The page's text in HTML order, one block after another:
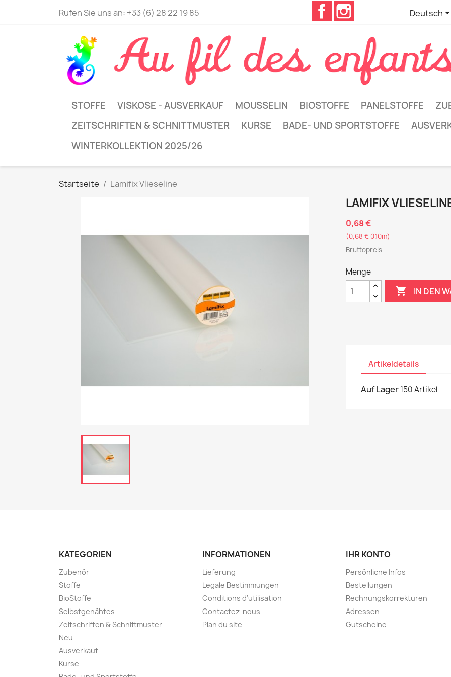
Rufen Sie uns an: +33 (6) 28 22 19 85
Facebook
Deutsch
STOFFE VISKOSE - AUSVERKAUF MOUSSELIN BIOSTOFFE PANELSTOFFE
ZEITSCHRIFTEN & SCHNITTMUSTER
KURSE BADE- UND SPORTSTOFFE
WINTERKOLLEKTION 2025/26
Startseite Lamifix Vlieseline
LAMIFIX
0,68 €
(0,68 € 0.10m)
Bruttopreis
Menge
 IN DEN
Artikeldetails
Auf Lager150 Artikel
KATEGORIEN
Zubehör
Stoffe
BioStoffe
Selbstgenähtes
Zeitschriften & Schnittmuster
Neu
Ausverkauf
Kurse
INFORMATIONEN
Lieferung
Legale Bestimmungen
Conditions d'utilisation
Contactez-nous
Plan du site
IHR KONTO
Persönliche Infos
Bestellungen
Rechnungskorrekturen
Adressen
Gutscheine